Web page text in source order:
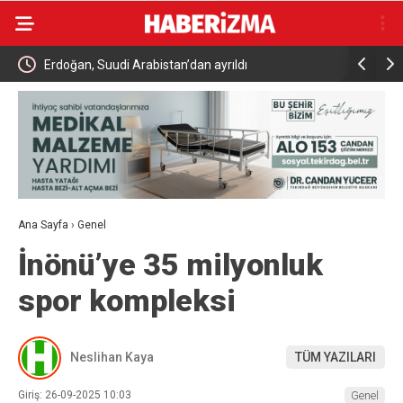
Erdoğan, Suudi Arabistan’dan ayrıldı
yükseliyor
Ana Sayfa › Genel
İnönü’ye 35 milyonluk
spor kompleksi
Neslihan Kaya TÜM YAZILARI
Giriş: 26-09-2025 10:03
Genel